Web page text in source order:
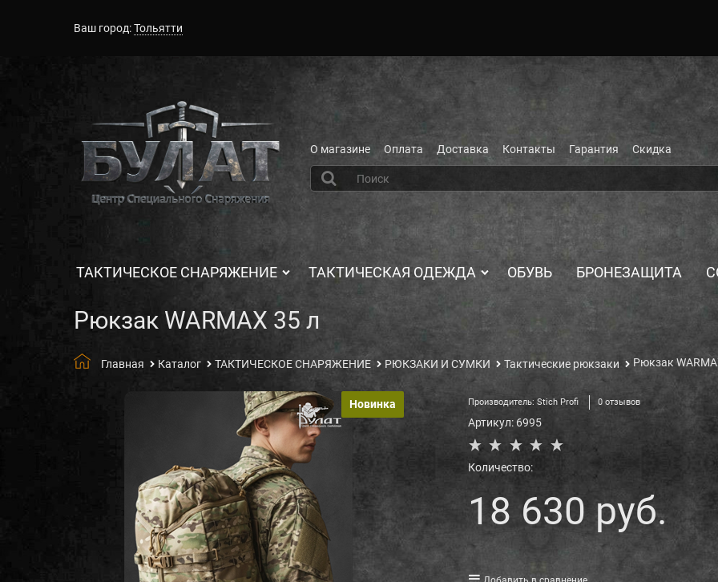
Ваш город:Тольятти
О магазине Оплата Доставка Контакты Гарантия Скидка
ТАКТИЧЕСКОЕ СНАРЯЖЕНИЕ ТАКТИЧЕСКАЯ ОДЕЖДА ОБУВЬ БРОНЕЗАЩИТА
Рюкзак WARMAX 35 л
Главная Каталог ТАКТИЧЕСКОЕ СНАРЯЖЕНИЕ РЮКЗАКИ И СУМКИ Тактические рюкзаки Рюкзак
Новинка Производитель: Stich Profi 0 отзывов
Артикул: 6995
Количество:
18 630 руб.